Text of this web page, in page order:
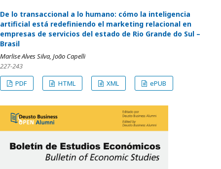
De lo transaccional a lo humano: cómo la inteligencia
artificial está redefiniendo el marketing relacional en
empresas de servicios del estado de Rio Grande do Sul –
Brasil
Marlise Alves Silva, João Capelli
227-243
PDF
HTML XML ePUB